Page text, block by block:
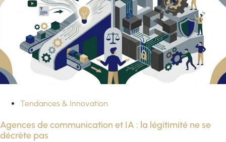
Tendances & Innovation
Agences de communication et IA : la légitimité ne se
décrète pas